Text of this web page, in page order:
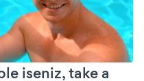
iseniz, take a